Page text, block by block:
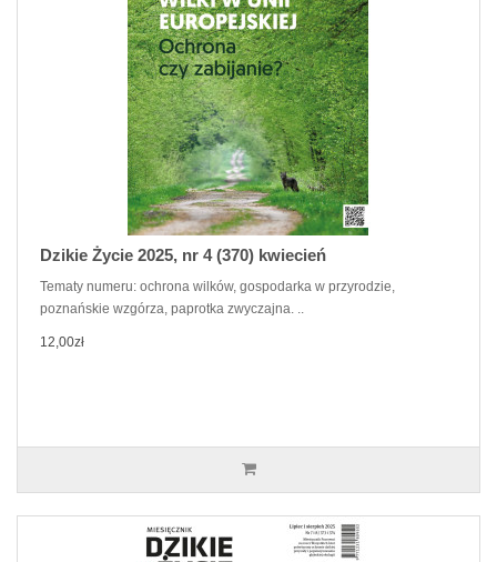
Dzikie Życie 2025, nr 4 (370) kwiecień
Tematy numeru: ochrona wilków, gospodarka w przyrodzie,
poznańskie wzgórza, paprotka zwyczajna. ..
12,00zł